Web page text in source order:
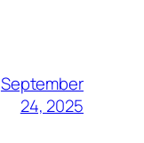
September
24, 2025